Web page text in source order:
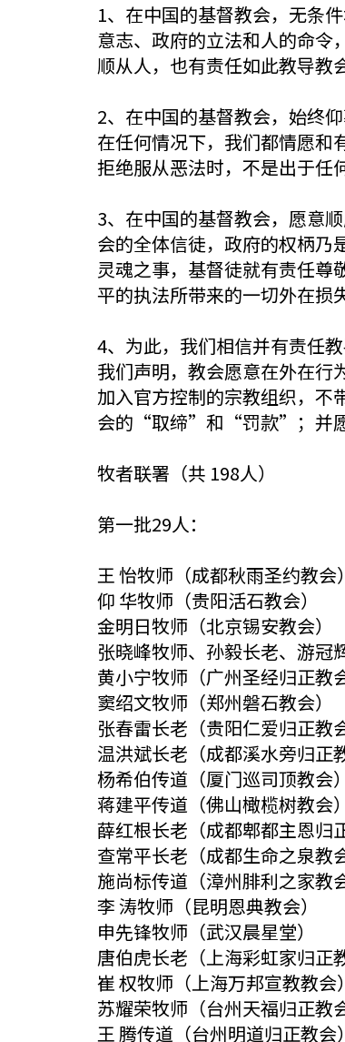
1、在中国的基督教会，无条
意志、政府的立法和人的命令
顺从人，也有责任如此教导教
2、在中国的基督教会，始终
在任何情况下，我们都情愿和
拒绝服从恶法时，不是出于任
3、在中国的基督教会，愿意
会的全体信徒，政府的权柄乃
灵魂之事，基督徒就有责任尊
平的执法所带来的一切外在损
4、为此，我们相信并有责任
我们声明，教会愿意在外在行
加入官方控制的宗教组织，不
会的“取缔”和“罚款”；并愿
牧者联署（共 198人）
第一批29人：
王 怡牧师（成都秋雨圣约教会）
仰 华牧师（贵阳活石教会）
金明日牧师（北京锡安教会）
张晓峰牧师、孙毅长老、游冠
黄小宁牧师（广州圣经归正教会
窦绍文牧师（郑州磐石教会）
张春雷长老（贵阳仁爱归正教会
温洪斌长老（成都溪水旁归正
杨希伯传道（厦门巡司顶教会）
蒋建平传道（佛山橄榄树教会）
薛红根长老（成都郫都主恩归
查常平长老（成都生命之泉教会
施尚标传道（漳州腓利之家教会
李 涛牧师（昆明恩典教会）
申先锋牧师（武汉晨星堂）
唐伯虎长老（上海彩虹家归正
崔 权牧师（上海万邦宣教教会）
苏耀荣牧师（台州天福归正教会
王 腾传道（台州明道归正教会）